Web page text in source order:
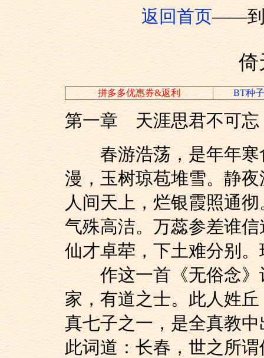
返回首页——到
倚
拼多多优惠券&返利 BT种
第一章 天涯思君不可忘
春游浩荡，是年年寒
漫，玉树琼苞堆雪。静
人间天上，烂银霞照通
气殊高洁。万蕊参差谁
仙才卓荦，下土难分别
作这一首《无俗念》
家，有道之士。此人姓
真七子之一，是全真教
此词道：长春，世之所